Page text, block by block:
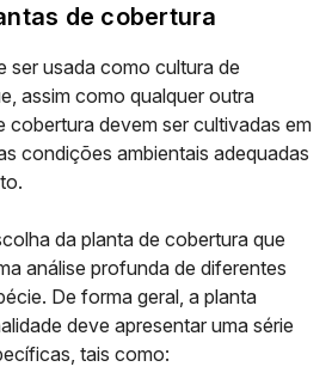
de cobertura
ser usada como cultura de
assim como qualquer outra
cobertura devem ser cultivadas em
condições ambientais adequadas
da planta de cobertura que
análise profunda de diferentes
De forma geral, a planta
deve apresentar uma série
tais como: